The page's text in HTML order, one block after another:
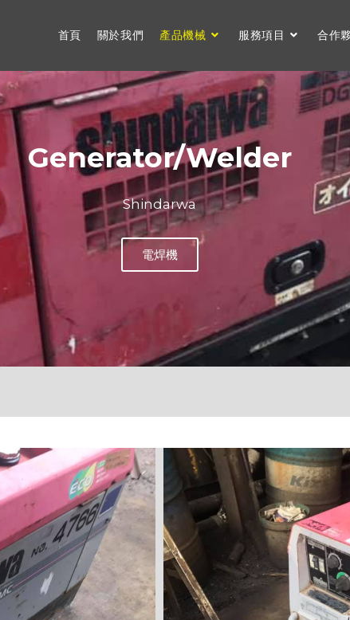
首頁 關於我們 產品機械 服務項目 合作
Generator/Welder
Shindarwa
電焊機